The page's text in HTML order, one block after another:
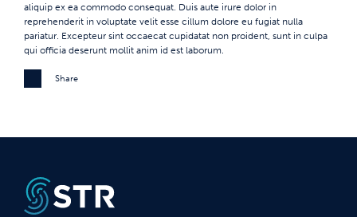
aliquip ex ea commodo consequat. Duis aute irure dolor in
reprehenderit in voluptate velit esse cillum dolore eu fugiat nulla
pariatur. Excepteur sint occaecat cupidatat non proident, sunt in culpa
qui officia deserunt mollit anim id est laborum.
Share